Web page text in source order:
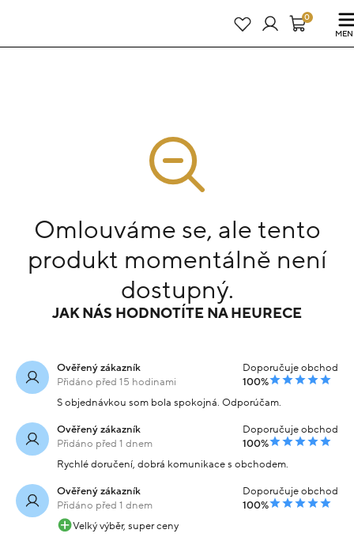
22 dní : 19h : 41m : 26s0
Omlouváme se, ale tento
produkt momentálně není
dostupný.
JAK NÁS HODNOTÍTE NA HEURECE
Ověřený zákazník
Přidáno před 15 hodinami
Doporučuje obchod
100%
S objednávkou som bola spokojná. Odporúčam.
Ověřený zákazník
Přidáno před 1 dnem
Doporučuje obchod
100%
Rychlé doručení, dobrá komunikace s obchodem.
Ověřený zákazník
Přidáno před 1 dnem
Doporučuje obchod
100%
Velký výběr, super ceny